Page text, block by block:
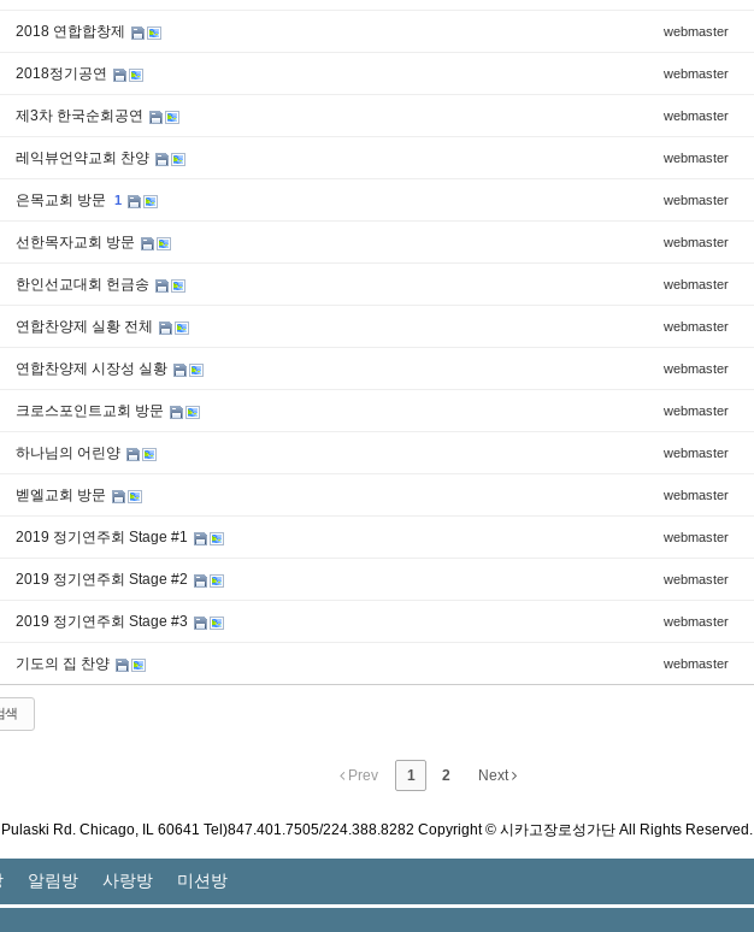
2018 연합합창제 webmaster
2018정기공연 webmaster
제3차 한국순회공연 webmaster
레익뷰언약교회 찬양 webmaster
은목교회 방문 1 webmaster
선한목자교회 방문 webmaster
한인선교대회 헌금송 webmaster
연합찬양제 실황 전체 webmaster
연합찬양제 시장성 실황 webmaster
크로스포인트교회 방문 webmaster
하나님의 어린양 webmaster
벧엘교회 방문 webmaster
2019 정기연주회 Stage #1 webmaster
2019 정기연주회 Stage #2 webmaster
2019 정기연주회 Stage #3 webmaster
기도의 집 찬양 webmaster
색
Prev 1 2 Next
Rd. Chicago, IL 60641 Tel)847.401.7505/224.388.8282 Copyright © 시카고장로성가단 All Rights Reserved.
알림방 사랑방 미션방